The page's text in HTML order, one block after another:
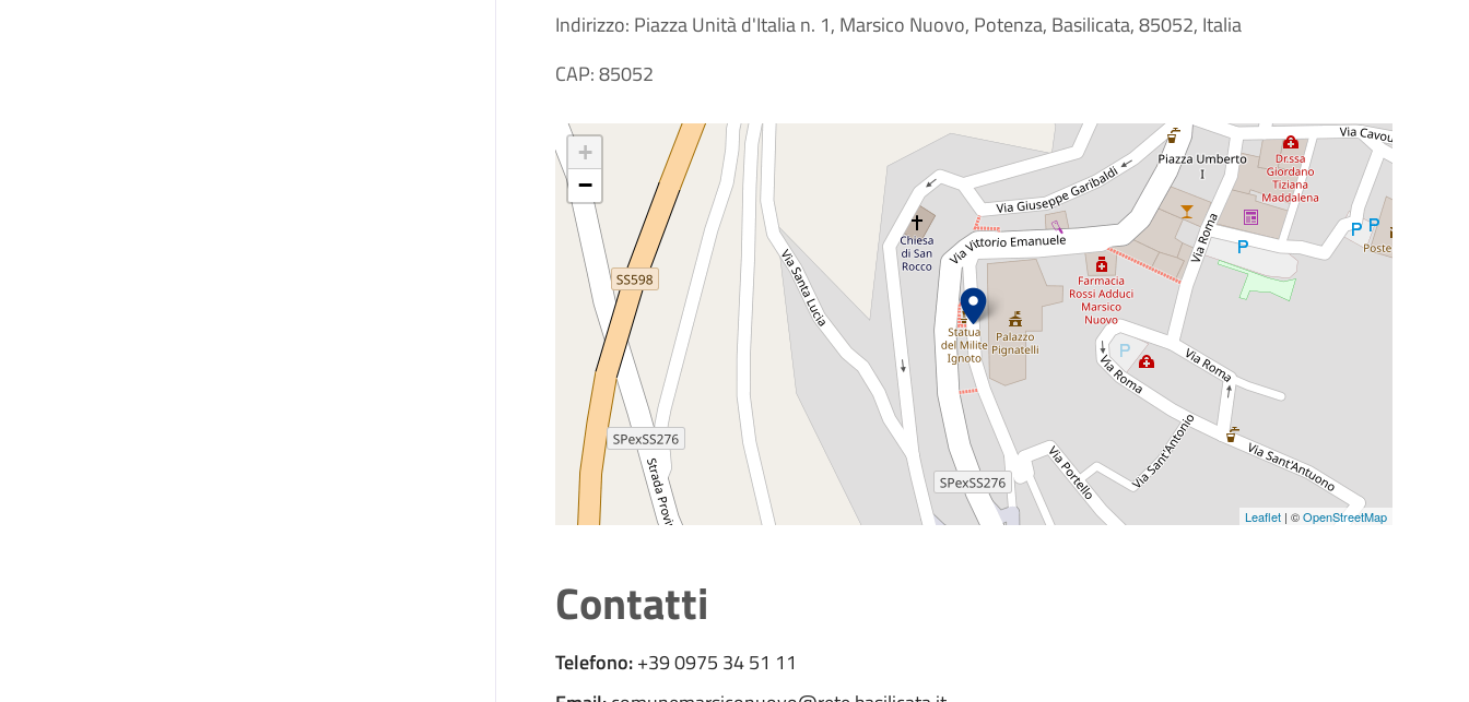
Indirizzo: Piazza Unità d'Italia n. 1, Marsico Nuovo, Potenza, Basilicata, 85052, Italia
CAP: 85052
+
−
Leaflet| ©OpenStreetMap
Contatti
Telefono:+39 0975 34 51 11